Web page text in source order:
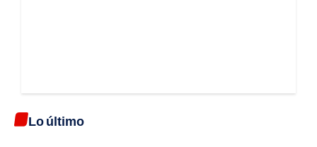
Lo último